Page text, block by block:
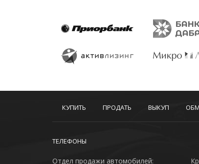
КУПИТЬ ПРОДАТЬ ВЫКУП
ТЕЛЕФОНЫ
Отдел продажи автомобилей: